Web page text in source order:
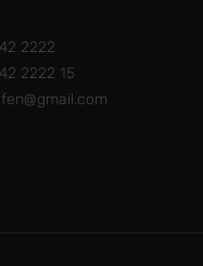
2222
2222 15